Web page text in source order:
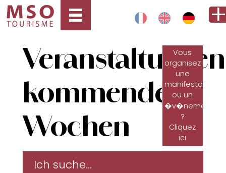
Veranstaltungen
kommenden
Wochen
Vous
organisez
une
manifestation
ou un
�v�nement
?
Cliquez
ici
Ich suche...